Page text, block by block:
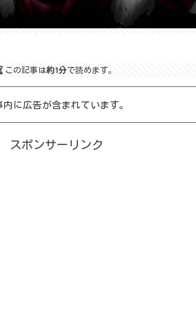
この記事は約1分で読めます。
内に広告が含まれています。
スポンサーリンク